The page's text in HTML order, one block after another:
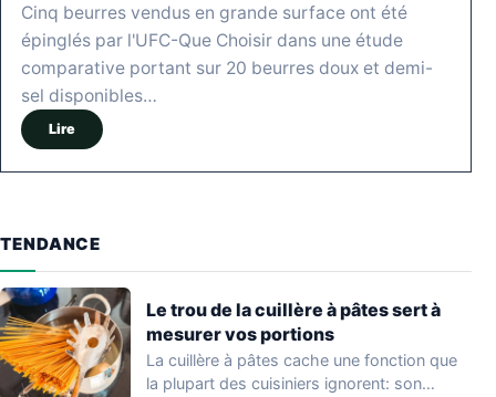
Cinq beurres vendus en grande surface ont été
épinglés par l'UFC-Que Choisir dans une étude
comparative portant sur 20 beurres doux et demi-
sel disponibles…
Lire
TENDANCE
Le trou de la cuillère à pâtes sert à
mesurer vos portions
La cuillère à pâtes cache une fonction que
la plupart des cuisiniers ignorent: son…